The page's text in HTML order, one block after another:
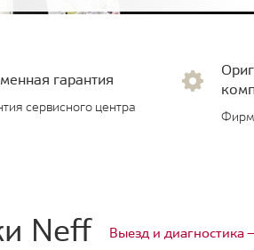
гарантия
сервисного центра
Neff Выезд и диагностика